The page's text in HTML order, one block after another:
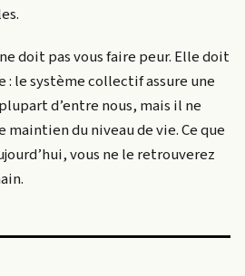
doit pas vous faire peur. Elle doit
: le système collectif assure une
d’entre nous, mais il ne
maintien du niveau de vie. Ce que
vous ne le retrouverez